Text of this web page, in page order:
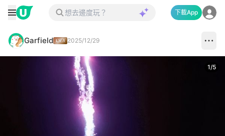
下載App
Garfield 2025/12/29
1/5